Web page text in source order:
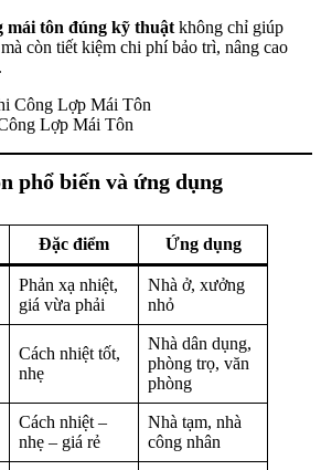
mái tôn đúng kỹ thuật không chỉ giúp
còn tiết kiệm chi phí bảo trì, nâng cao
Lợp Mái Tôn
phổ biến và ứng dụng
Đặc điểm Ứng dụng
Phản xạ nhiệt,
giá vừa phải
Nhà ở, xưởng
nhỏ
Cách nhiệt tốt,
nhẹ
Nhà dân dụng,
phòng trọ, văn
phòng
Cách nhiệt –
nhẹ – giá rẻ
Nhà tạm, nhà
công nhân